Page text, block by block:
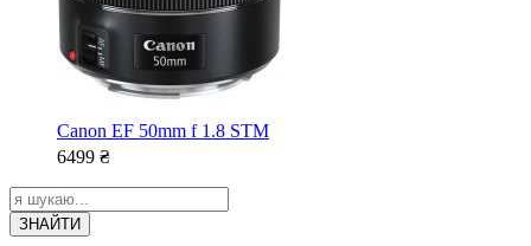
Canon EF 50mm f 1.8 STM
6499 ₴
ЗНАЙТИ